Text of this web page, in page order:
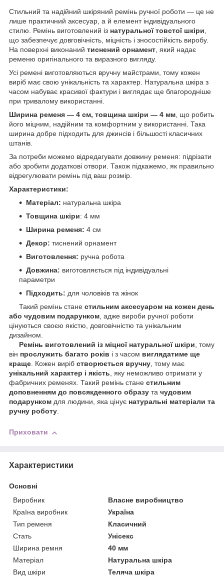
Стильний та надійний шкіряний ремінь ручної роботи — це не
лише практичний аксесуар, а й елемент індивідуального
стилю. Ремінь виготовлений із натуральної товстої шкіри,
що забезпечує довговічність, міцність і зносостійкість виробу.
На поверхні виконаний тиснений орнамент, який надає
ременю оригінального та виразного вигляду.
Усі ремені виготовляються вручну майстрами, тому кожен
виріб має свою унікальність та характер. Натуральна шкіра з
часом набуває красивої фактури і виглядає ще благородніше
при тривалому використанні.
Ширина ременя — 4 см, товщина шкіри — 4 мм, що робить
його міцним, надійним та комфортним у використанні. Така
ширина добре підходить для джинсів і більшості класичних
штанів.
За потреби можемо відредагувати довжину ременя: підрізати
або зробити додаткові отвори. Також підкажемо, як правильно
відрегулювати ремінь під ваш розмір.
Характеристики:
Матеріал: натуральна шкіра
Товщина шкіри: 4 мм
Ширина ременя: 4 см
Декор: тиснений орнамент
Виготовлення: ручна робота
Довжина: виготовляється під індивідуальні
параметри
Підходить: для чоловіків та жінок
Такий ремінь стане стильним аксесуаром на кожен день
або чудовим подарунком, адже вироби ручної роботи
цінуються своєю якістю, довговічністю та унікальним
дизайном.
Ремінь виготовлений із міцної натуральної шкіри, тому
він прослужить багато років і з часом виглядатиме ще
краще. Кожен виріб створюється вручну, тому має
унікальний характер і якість, яку неможливо отримати у
фабричних ременях. Такий ремінь стане стильним
доповненням до повсякденного образу та чудовим
подарунком для людини, яка цінує натуральні матеріали та
ручну роботу.
Приховати
Характеристики
Основні
Виробник
Власне виробництво
Країна виробник
Україна
Тип ременя
Класичний
Стать
Унісекс
Ширина ремня
40 мм
Матеріал
Натуральна шкіра
Вид шкіри
Теляча шкіра